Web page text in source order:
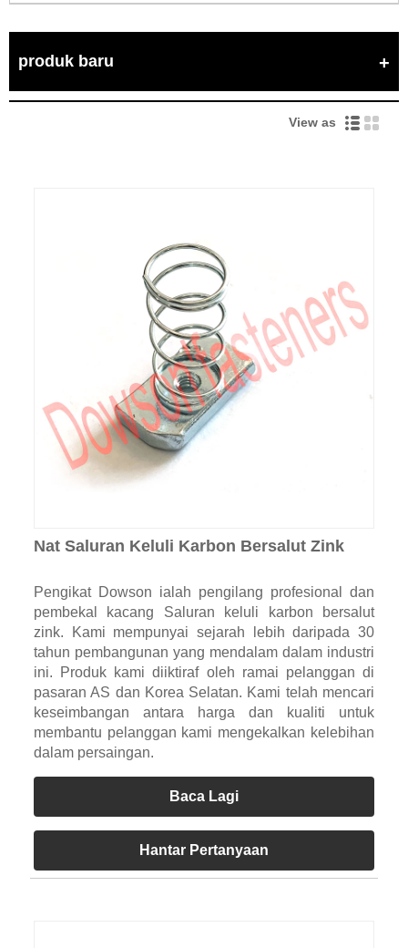
produk baru
View as
Nat Saluran Keluli Karbon Bersalut Zink
Pengikat Dowson ialah pengilang profesional dan
pembekal kacang Saluran keluli karbon bersalut
zink. Kami mempunyai sejarah lebih daripada 30
tahun pembangunan yang mendalam dalam industri
ini. Produk kami diiktiraf oleh ramai pelanggan di
pasaran AS dan Korea Selatan. Kami telah mencari
keseimbangan antara harga dan kualiti untuk
membantu pelanggan kami mengekalkan kelebihan
dalam persaingan.
Baca Lagi
Hantar Pertanyaan